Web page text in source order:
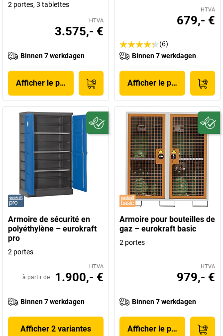
2 portes, 3 tablettes
HTVA
3.575,- €
Binnen 7 werkdagen
Afficher le produit
HTVA
679,- €
(6)
Binnen 7 werkdagen
Afficher le produit
Armoire de sécurité en
polyéthylène – eurokraft
pro
2 portes
HTVA
à partir de 1.900,- €
Binnen 7 werkdagen
Afficher 2 variantes
Armoire pour bouteilles de
gaz – eurokraft basic
2 portes
HTVA
979,- €
Binnen 7 werkdagen
Afficher le produit